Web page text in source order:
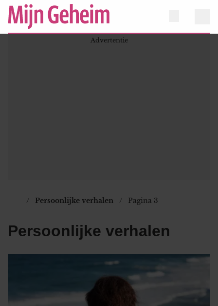
Persoonlijke verhalen Pagina 3
Persoonlijke verhalen